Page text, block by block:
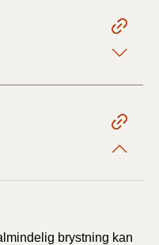
brystning kan